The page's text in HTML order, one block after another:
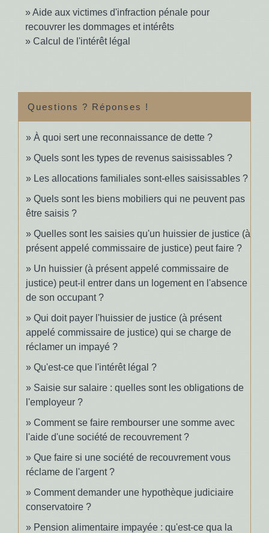
Aide aux victimes d'infraction pénale pour
recouvrer les dommages et intérêts
Calcul de l'intérêt légal
Questions ? Réponses !
À quoi sert une reconnaissance de dette ?
Quels sont les types de revenus saisissables ?
Les allocations familiales sont-elles saisissables ?
Quels sont les biens mobiliers qui ne peuvent pas
être saisis ?
Quelles sont les saisies qu'un huissier de justice (à
présent appelé commissaire de justice) peut faire ?
Un huissier (à présent appelé commissaire de
justice) peut-il entrer dans un logement en l'absence
de son occupant ?
Qui doit payer l'huissier de justice (à présent
appelé commissaire de justice) qui se charge de
réclamer un impayé ?
Qu'est-ce que l'intérêt légal ?
Saisie sur salaire : quelles sont les obligations de
l'employeur ?
Comment se faire rembourser une somme avec
l'aide d'une société de recouvrement ?
Que faire si une société de recouvrement vous
réclame de l'argent ?
Comment demander une hypothèque judiciaire
conservatoire ?
Pension alimentaire impayée : qu'est-ce qua la